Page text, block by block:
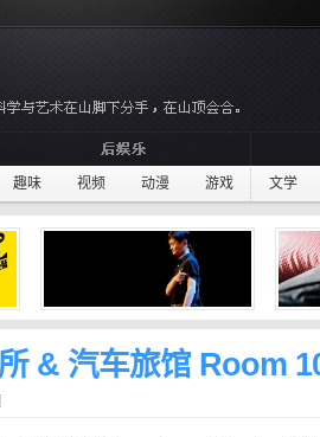
趣味 视频 动漫 游戏 文学
& 汽车旅馆 Room